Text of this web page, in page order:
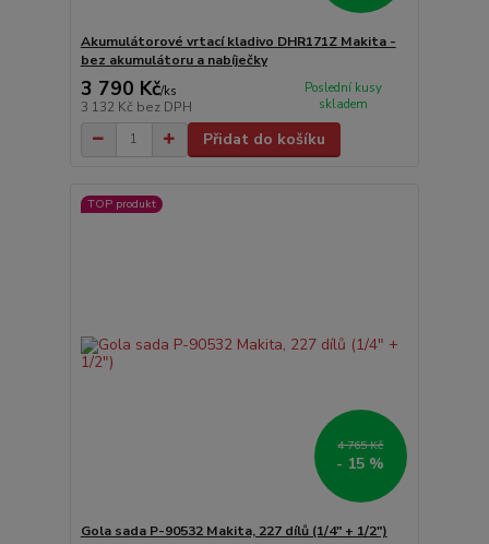
Akumulátorové vrtací kladivo DHR171Z Makita -
bez akumulátoru a nabíječky
3 790 Kč/ks
3 132 Kč bez DPH
Poslední kusy
skladem
Přidat do košíku
TOP produkt
4 765 Kč
- 15 %
Gola sada P-90532 Makita, 227 dílů (1/4" + 1/2")